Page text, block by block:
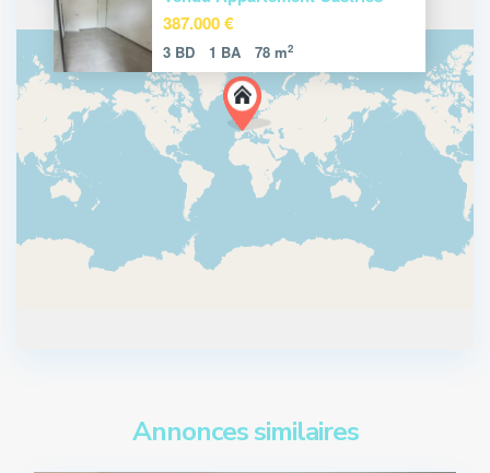
387.000 €
3 BD 1 BA 78 m2
Annonces similaires